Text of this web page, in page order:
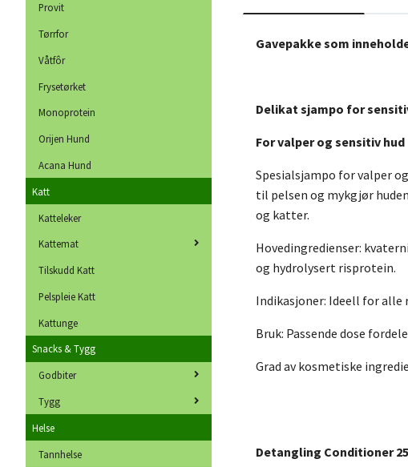
Provit
Tørrfor
Våtfôr
Frysetørket
Monoprotein
Orijen Hund
Acana Hund
Katt
Katteleker
Kattemat
Tilskudd Katt
Pelspleie Katt
Kattunge
Snacks & Tygg
Godbiter
Tygg
Helse
Tannhelse
Gavepakke som
Delikat sjampo for
For valper og sensitiv hud
Spesialsjampo for valper
til pelsen og mykgjør
og katter.
Hovedingredienser:
og hydrolysert risprotein.
Indikasjoner: Ideell for alle
Bruk: Passende dose
Grad av kosmetiske
Detangling Conditioner